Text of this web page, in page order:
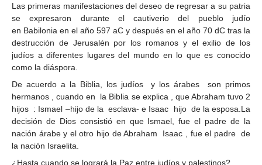
Las primeras manifestaciones del deseo de regresar a su patria
se expresaron durante el cautiverio del pueblo judío
en Babilonia en el año 597 aC y después en el año 70 dC tras la
destrucción de Jerusalén por los romanos y el exilio de los
judíos a diferentes lugares del mundo en lo que es conocido
como la diáspora
De acuerdo a la Biblia, los judíos y los árabes son primos
hermanos , cuando en la Biblia se explica , que Abraham tuvo 2
hijos : Ismael –hijo de la esclava- e Isaac hijo de la esposa.La
decisión de Dios consistió en que Ismael, fue el padre de la
nación árabe y el otro hijo de Abraham Isaac , fue el padre de
la nación Israelita.
¿Hasta cuando se logrará la Paz entre judíos y palestinos­?